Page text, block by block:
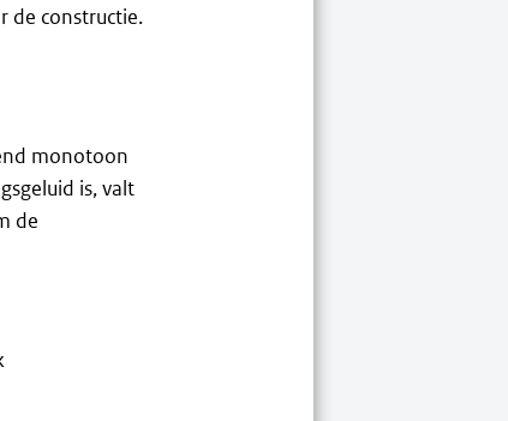
de constructie.
monotoon
is, valt
de